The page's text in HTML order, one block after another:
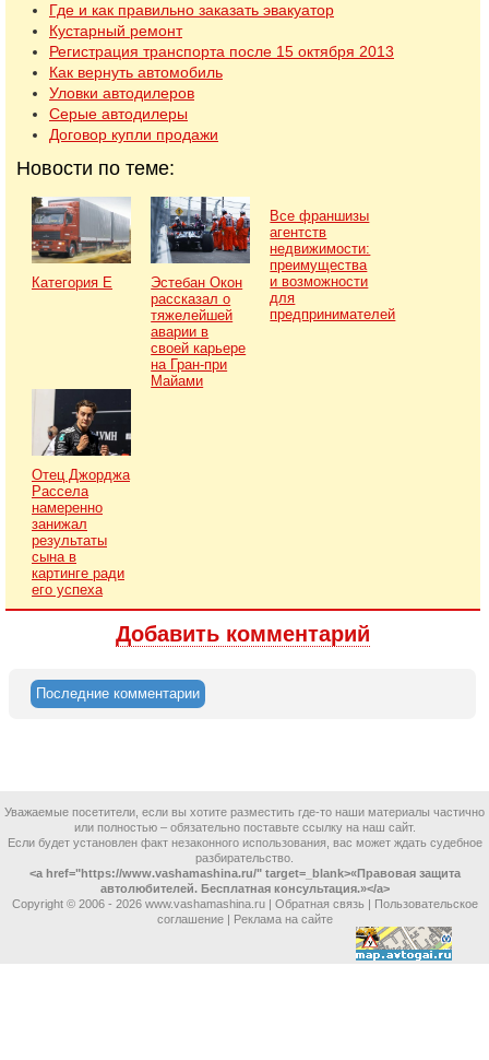
Где и как правильно заказать эвакуатор
Кустарный ремонт
Регистрация транспорта после 15 октября 2013
Как вернуть автомобиль
Уловки автодилеров
Серые автодилеры
Договор купли продажи
Новости по теме:
Категория Е
Эстебан Окон
рассказал о
тяжелейшей
аварии в
своей карьере
на Гран-при
Майами
Все франшизы
агентств
недвижимости:
преимущества
и возможности
для
предпринимателей
Отец Джорджа
Рассела
намеренно
занижал
результаты
сына в
картинге ради
его успеха
Добавить комментарий
Последние комментарии
Уважаемые посетители, если вы хотите разместить где-то наши материалы частично
или полностью – обязательно поставьте ссылку на наш сайт.
Если будет установлен факт незаконного использования, вас может ждать судебное
разбирательство.
<a href="https://www.vashamashina.ru/" target=_blank>«Правовая защита
автолюбителей. Бесплатная консультация.»</a>
Copyright © 2006 - 2026 www.vashamashina.ru | Обратная связь | Пользовательское
соглашение| Реклама на сайте